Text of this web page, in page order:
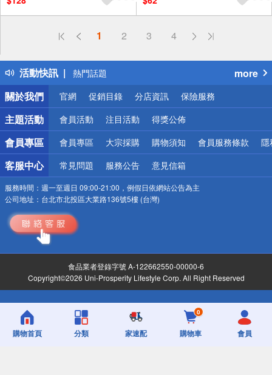
1 2 3 4
活動快訊
偏遠地區配送
得獎公告
熱門話題
銀行優惠
偏遠地區配送
詐騙網頁！請小心！
more
關於我們
官網 促銷目錄 分店資訊 保險服務
主題活動 會員活動 注目活動 得獎公佈
會員專區 會員專區 大宗採購 購物須知 會員服務條款 隱
客服中心 常見問題 服務公告 意見信箱
服務時間： 週一至週日 09:00-21:00，例假日依網站公告為主
公司地址： 台北市北投區大業路136號5樓 (台灣)
食品業者登錄字號 A-122662550-00000-6
Copyright©2026 Uni-Prosperity Lifestyle Corp. All Right Reserved
購物首頁 分類 家速配
0
購物車 會員